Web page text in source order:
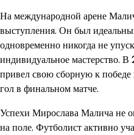
На международной арене
выступления. Он был
одновременно никогда не
индивидуальное мастерство.
привел свою сборную к
гол в финальном матче.
Успехи Мирослава Малича не
на поле. Футболист активно